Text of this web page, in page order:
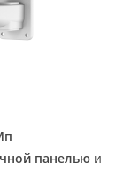
панелью и